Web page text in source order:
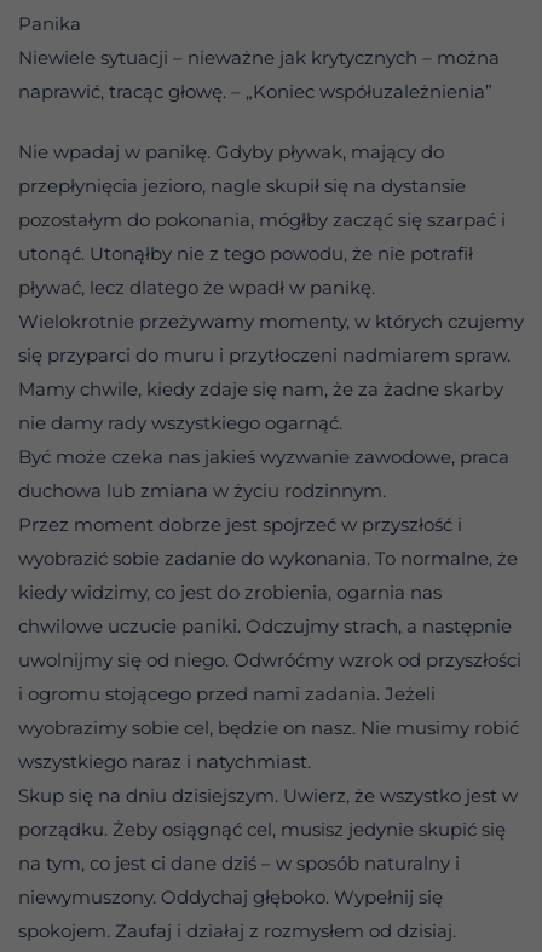
Panika
Niewiele sytuacji – nieważne jak krytycznych – można
naprawić, tracąc głowę. – „Koniec współuzależnienia”
Nie wpadaj w panikę. Gdyby pływak, mający do
przepłynięcia jezioro, nagle skupił się na dystansie
pozostałym do pokonania, mógłby zacząć się szarpać i
utonąć. Utonąłby nie z tego powodu, że nie potrafił
pływać, lecz dlatego że wpadł w panikę.
Wielokrotnie przeżywamy momenty, w których czujemy
się przyparci do muru i przytłoczeni nadmiarem spraw.
Mamy chwile, kiedy zdaje się nam, że za żadne skarby
nie damy rady wszystkiego ogarnąć.
Być może czeka nas jakieś wyzwanie zawodowe, praca
duchowa lub zmiana w życiu rodzinnym.
Przez moment dobrze jest spojrzeć w przyszłość i
wyobrazić sobie zadanie do wykonania. To normalne, że
kiedy widzimy, co jest do zrobienia, ogarnia nas
chwilowe uczucie paniki. Odczujmy strach, a następnie
uwolnijmy się od niego. Odwróćmy wzrok od przyszłości
i ogromu stojącego przed nami zadania. Jeżeli
wyobrazimy sobie cel, będzie on nasz. Nie musimy robić
wszystkiego naraz i natychmiast.
Skup się na dniu dzisiejszym. Uwierz, że wszystko jest w
porządku. Żeby osiągnąć cel, musisz jedynie skupić się
na tym, co jest ci dane dziś – w sposób naturalny i
niewymuszony. Oddychaj głęboko. Wypełnij się
spokojem. Zaufaj i działaj z rozmysłem od dzisiaj.